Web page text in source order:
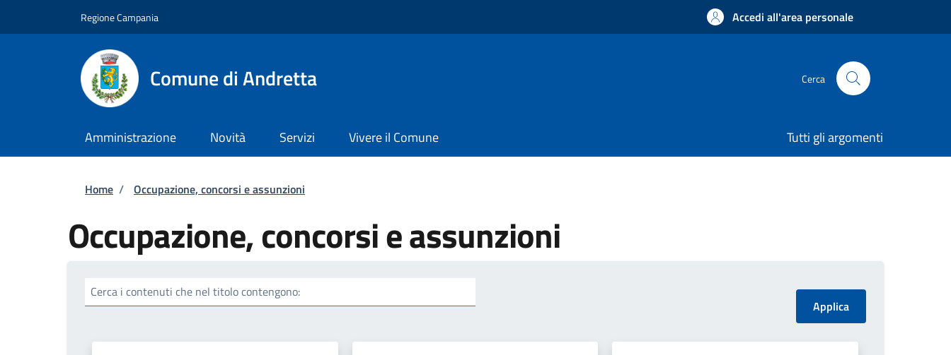
Regione Campania Accedi all'area personale
Comune di Andretta Cerca
Amministrazione Novità Servizi Vivere il Comune Tutti gli argomenti
Briciole di pane
Home / Occupazione, concorsi e assunzioni
Occupazione, concorsi e assunzioni
Cerca i contenuti che nel titolo contengono: